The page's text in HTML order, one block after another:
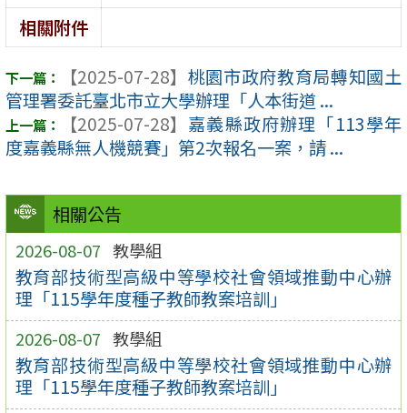
相關公告
2026-08-07 教學組
教育部技術型高級中等學校社會領域推動中心辦
理「115學年度種子教師教案培訓」
2026-08-07 教學組
教育部技術型高級中等學校社會領域推動中心辦
理「115學年度種子教師教案培訓」
相關附件
【2025-07-28】 桃園市政府教育局轉知國土
管理署委託臺北市立大學辦理「人本街道 ...
【2025-07-28】 嘉義縣政府辦理「113學年
度嘉義縣無人機競賽」第2次報名一案，請 ...